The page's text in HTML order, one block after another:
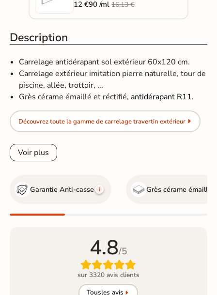
12 €90 /ml16,13 €
Description
Carrelage antidérapant sol extérieur 60x120 cm.
Carrelage extérieur imitation pierre naturelle, tour de
piscine, allée, trottoir, ...
Grès cérame émaillé et réctifié​​​​​​,antidérapant R11.
Découvrez toute la gamme de carrelage travertin extérieur
Voir plus
Garantie Anti-casse Grès cérame émaillé
4.8/5

sur 3320 avis clients
Tousles avis